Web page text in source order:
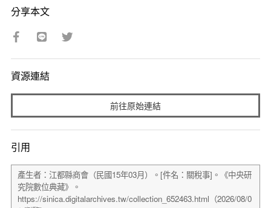
分享本文
資源連結
前往原始連結
引用